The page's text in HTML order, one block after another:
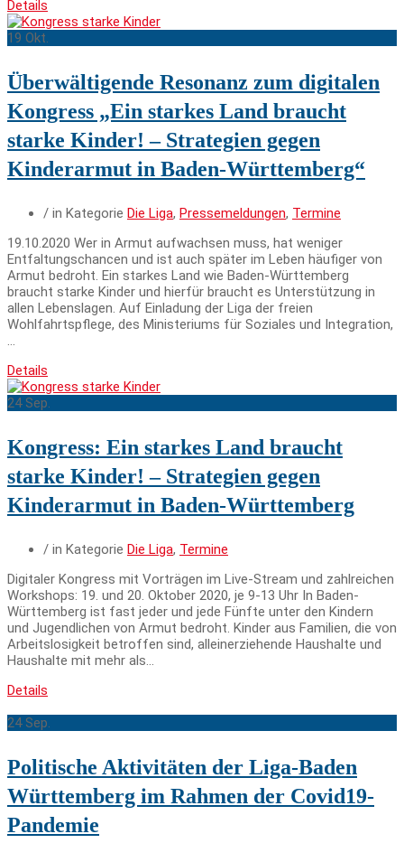
Details
19 Okt.
Überwältigende Resonanz zum digitalen
Kongress „Ein starkes Land braucht
starke Kinder! – Strategien gegen
Kinderarmut in Baden-Württemberg“
/ in Kategorie Die Liga, Pressemeldungen, Termine
19.10.2020 Wer in Armut aufwachsen muss, hat weniger
Entfaltungschancen und ist auch später im Leben häufiger von
Armut bedroht. Ein starkes Land wie Baden-Württemberg
braucht starke Kinder und hierfür braucht es Unterstützung in
allen Lebenslagen. Auf Einladung der Liga der freien
Wohlfahrtspflege, des Ministeriums für Soziales und Integration,
…
Details
24 Sep.
Kongress: Ein starkes Land braucht
starke Kinder! – Strategien gegen
Kinderarmut in Baden-Württemberg
/ in Kategorie Die Liga, Termine
Digitaler Kongress mit Vorträgen im Live-Stream und zahlreichen
Workshops: 19. und 20. Oktober 2020, je 9-13 Uhr In Baden-
Württemberg ist fast jeder und jede Fünfte unter den Kindern
und Jugendlichen von Armut bedroht. Kinder aus Familien, die von
Arbeitslosigkeit betroffen sind, alleinerziehende Haushalte und
Haushalte mit mehr als…
Details
24 Sep.
Politische Aktivitäten der Liga-Baden
Württemberg im Rahmen der Covid19-
Pandemie